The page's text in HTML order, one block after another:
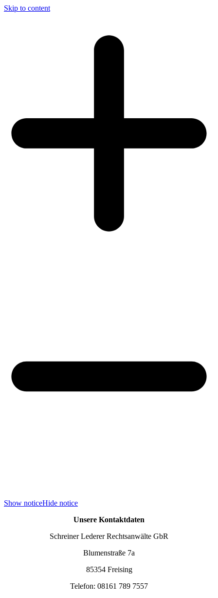
Skip to content
Show noticeHide notice
Unsere Kontaktdaten
Schreiner Lederer Rechtsanwälte GbR
Blumenstraße 7a
85354 Freising
Telefon: 08161 789 7557